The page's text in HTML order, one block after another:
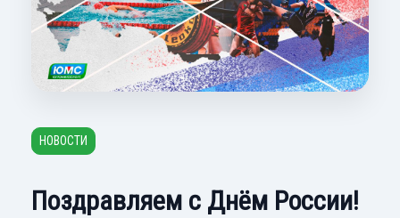
НОВОСТИ
Поздравляем с Днём России!